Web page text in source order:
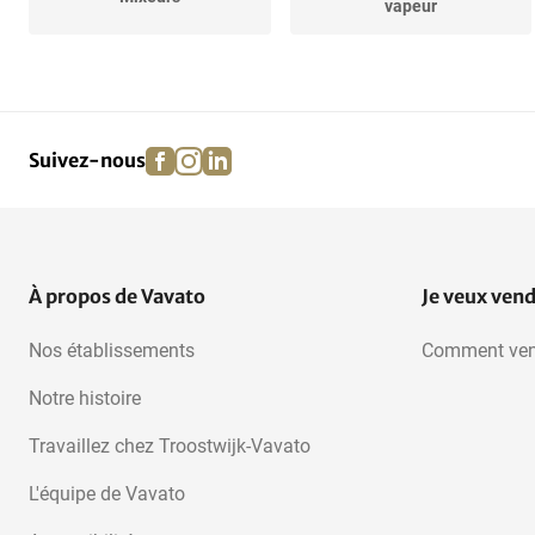
vapeur
Autres articles de cuisine
Suivez-nous facebook
instagram
linkedin
À propos de Vavato
Nos établissements
Notre histoire
Travaillez chez Troostwijk-Vavato
L'équipe de Vavato
Je veux
Comment